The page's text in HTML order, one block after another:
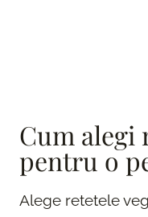
Cum alegi
pentru o
Alege retetele